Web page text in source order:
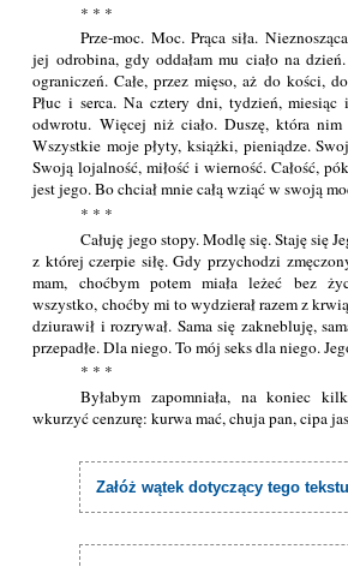
* * *
Prze-moc. Moc. Prąca siła.
jej odrobina, gdy oddałam mu ciało na
ograniczeń. Całe, przez mięso, aż do kości,
Płuc i serca. Na cztery dni, tydzień,
odwrotu. Więcej niż ciało. Duszę, która nim
Wszystkie moje płyty, książki, pieniądze.
Swoją lojalność, miłość i wierność. Całość,
jest jego. Bo chciał mnie całą wziąć w swoją
* * *
Całuję jego stopy. Modlę się. Staję się
z której czerpie siłę. Gdy przychodzi
mam, choćbym potem miała leżeć bez
wszystko, choćby mi to wydzierał razem z
dziurawił i rozrywał. Sama się zaknebluję,
przepadłe. Dla niego. To mój seks dla niego.
* * *
Byłabym zapomniała, na koniec
wkurzyć cenzurę: kurwa mać, chuja pan, cipa
Załóż wątek dotyczący tego